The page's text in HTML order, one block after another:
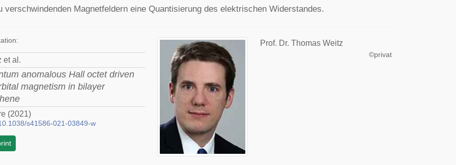
verschwindenden Magnetfeldern eine Quantisierung des elektrischen Widerstandes.
et al.
anomalous Hall octet driven
magnetism in bilayer
(2021)
s41586-021-03849-w
Prof. Dr. Thomas Weitz
©privat